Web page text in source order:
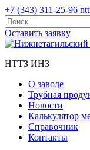
+7 (343) 311-25-96
Оставить заявку
НТТЗ ИНЗ
О заводе
Трубная
Новости
Калькулятор
Справочник
Контакты